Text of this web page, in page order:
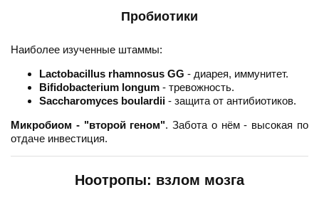
Пробиотики
Наиболее изученные штаммы:
Lactobacillus rhamnosus GG - диарея, иммунитет.
Bifidobacterium longum - тревожность.
Saccharomyces boulardii - защита от антибиотиков.
Микробиом - "второй геном". Забота о нём - высокая по
отдаче инвестиция.
Ноотропы: взлом мозга